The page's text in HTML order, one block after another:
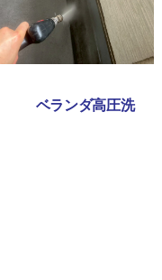
ンダ高圧洗